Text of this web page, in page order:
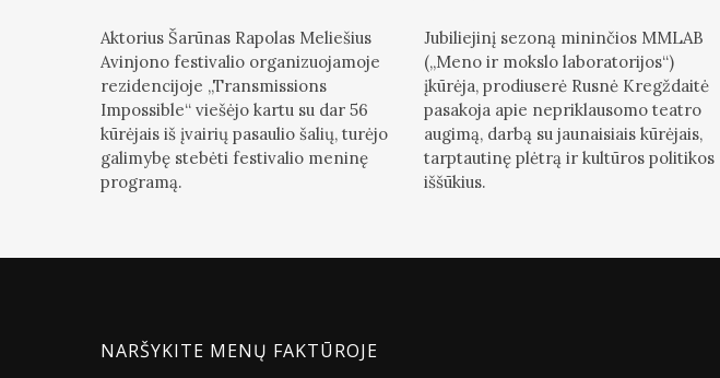
Aktorius Šarūnas Rapolas Meliešius
Avinjono festivalio organizuojamoje
rezidencijoje „Transmissions
Impossible“ viešėjo kartu su dar 56
kūrėjais iš įvairių pasaulio šalių, turėjo
galimybę stebėti festivalio meninę
programą.
Jubiliejinį sezoną mininčios MMLAB
(„Meno ir mokslo laboratorijos“)
įkūrėja, prodiuserė Rusnė Kregždaitė
pasakoja apie nepriklausomo teatro
augimą, darbą su jaunaisiais kūrėjais,
tarptautinę plėtrą ir kultūros politikos
iššūkius.
NARŠYKITE MENŲ FAKTŪROJE